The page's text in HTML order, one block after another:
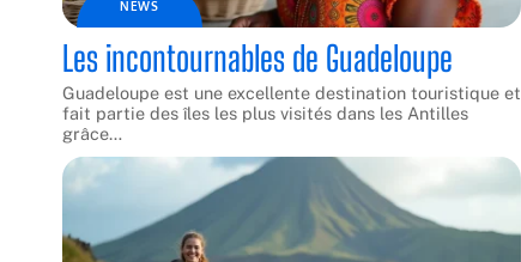
NEWS
Les incontournables de Guadeloupe
Guadeloupe est une excellente destination touristique et
fait partie des îles les plus visités dans les Antilles
grâce…